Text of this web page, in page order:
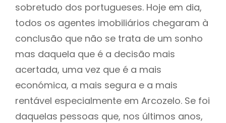
sobretudo dos portugueses. Hoje em dia,
todos os agentes imobiliários chegaram à
conclusão que não se trata de um sonho
mas daquela que é a decisão mais
acertada, uma vez que é a mais
económica, a mais segura e a mais
rentável especialmente em Arcozelo. Se foi
daquelas pessoas que, nos últimos anos,